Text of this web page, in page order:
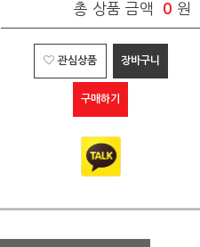
총 상품 금액 0 원
관심상품 장바구니
구매하기